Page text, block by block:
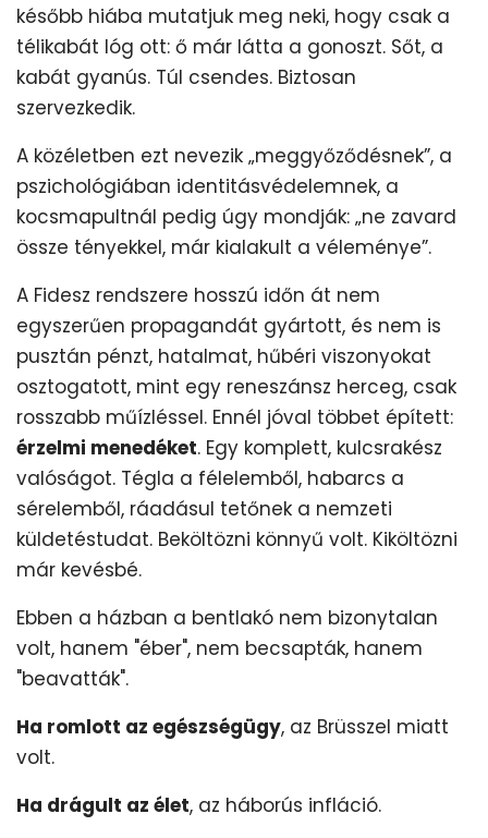
később hiába mutatjuk meg neki, hogy csak a
télikabát lóg ott: ő már látta a gonoszt. Sőt, a
kabát gyanús. Túl csendes. Biztosan
szervezkedik.
A közéletben ezt nevezik „meggyőződésnek”, a
pszichológiában identitásvédelemnek, a
kocsmapultnál pedig úgy mondják: „ne zavard
össze tényekkel, már kialakult a véleménye”.
A Fidesz rendszere hosszú időn át nem
egyszerűen propagandát gyártott, és nem is
pusztán pénzt, hatalmat, hűbéri viszonyokat
osztogatott, mint egy reneszánsz herceg, csak
rosszabb műízléssel. Ennél jóval többet épített:
érzelmi menedéket. Egy komplett, kulcsrakész
valóságot. Tégla a félelemből, habarcs a
sérelemből, ráadásul tetőnek a nemzeti
küldetéstudat. Beköltözni könnyű volt. Kiköltözni
már kevésbé.
Ebben a házban a bentlakó nem bizonytalan
volt, hanem "éber", nem becsapták, hanem
"beavatták".
Ha romlott az egészségügy, az Brüsszel miatt
volt.
Ha drágult az élet, az háborús infláció.